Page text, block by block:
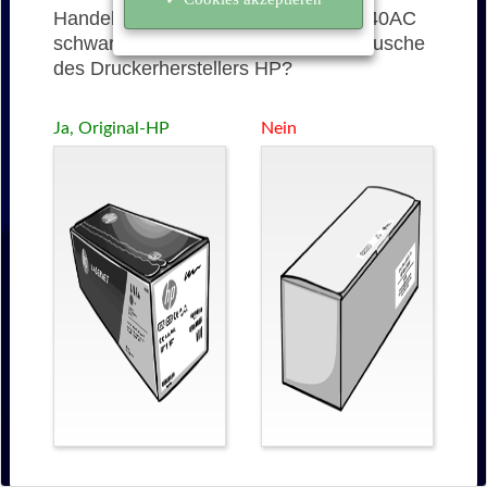
Handelt es sich bei der 651AC (CE340AC
schwarz) um eine originale Tonerkartusche
des Druckerherstellers HP?
Ja, Original-HP Nein